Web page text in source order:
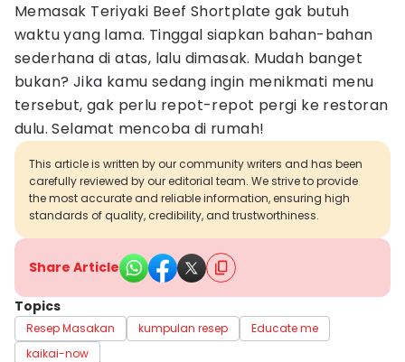
Memasak Teriyaki Beef Shortplate gak butuh
waktu yang lama. Tinggal siapkan bahan-bahan
sederhana di atas, lalu dimasak. Mudah banget
bukan? Jika kamu sedang ingin menikmati menu
tersebut, gak perlu repot-repot pergi ke restoran
dulu. Selamat mencoba di rumah!
This article is written by our community writers and has been
carefully reviewed by our editorial team. We strive to provide
the most accurate and reliable information, ensuring high
standards of quality, credibility, and trustworthiness.
Share Article
Topics
Resep Masakan kumpulan resep
Educate me
kaikai-now